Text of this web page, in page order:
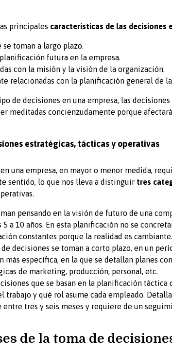
principales características de las decisiones
se toman a largo plazo.
futura en la empresa.
con la misión y la visión de la organización.
relacionadas con la planificación general de
de decisiones en una empresa, las
meditadas concienzudamente porque
estratégicas, tácticas y operativas
una empresa, en mayor o menor medida,
sentido, lo que nos lleva a distinguir tres
pensando en la visión de futuro de una
5 a 10 años. En esta planificación no se
constantes porque la realidad es cambiante.
decisiones se toman a corto plazo, en un
más específica, en la que se detallan planes
de marketing, producción, personal, etc.
que se basan en la planificación
trabajo y qué rol asume cada empleado.
entre tres y seis meses y requiere de un
de la toma de